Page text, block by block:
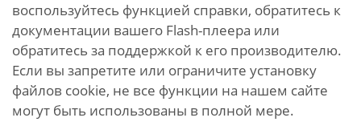
воспользуйтесь функцией справки, обратитесь к
документации вашего Flash-плеера или
обратитесь за поддержкой к его производителю.
Если вы запретите или ограничите установку
файлов cookie, не все функции на нашем сайте
могут быть использованы в полной мере.